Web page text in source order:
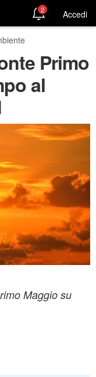
2 Accedi
Primo
al
Maggio su